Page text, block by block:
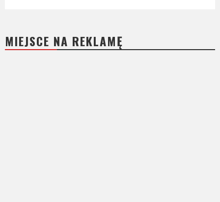
MIEJSCE NA REKLAMĘ